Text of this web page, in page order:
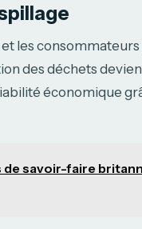
les
des déchets
économique
de savoir-faire